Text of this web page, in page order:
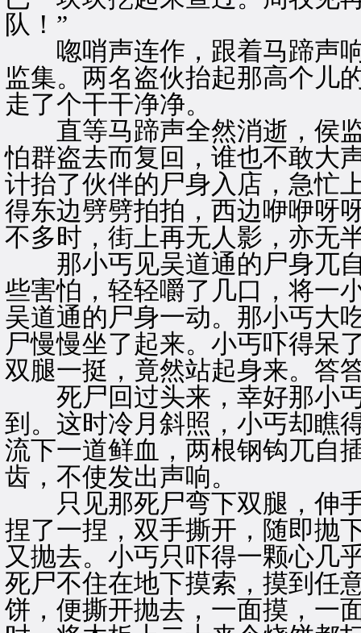
队！”
唿哨声连作，跟着马蹄声响
监集。两名盗伙抬起那高个儿
走了个干干净净。
直等马蹄声全然消逝，侯监
怕群盗去而复回，谁也不敢大
计抬了伙伴的尸身入店，急忙
得东边劈劈拍拍，西边咿咿呀
不多时，街上再无人影，亦无
那小丐见吴道通的尸身兀自
些害怕，轻轻嚼了几口，将一
吴道通的尸身一动。那小丐大
尸慢慢坐了起来。小丐吓得呆
双腿一挺，竟然站起身来。答
死尸回过头来，幸好那小丐
到。这时冷月斜照，小丐却瞧
流下一道鲜血，两根钢钩兀自
齿，不使发出声响。
只见那死尸弯下双腿，伸手
捏了一捏，双手撕开，随即抛
又抛去。小丐只吓得一颗心几
死尸不住在地下摸索，摸到任
饼，便撕开抛去，一面摸，一